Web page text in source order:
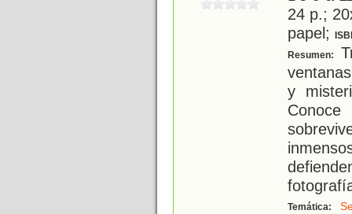
24 p.;
papel;
Resumen:
y
Temática: